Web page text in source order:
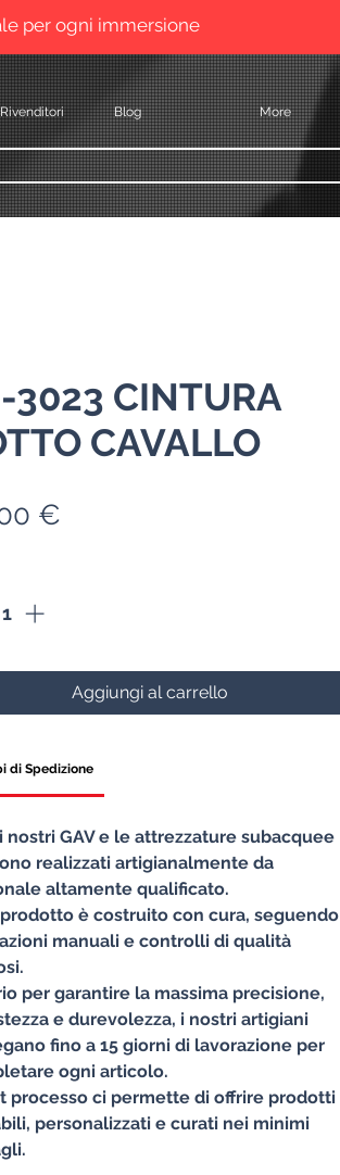
per ogni immersione
Blog More
3023 CINTURA
CAVALLO
€
Aggiungi al carrello
di Spedizione
nostri GAV e le attrezzature subacquee
realizzati artigianalmente da
altamente qualificato.
è costruito con cura, seguendo
manuali e controlli di qualità
per garantire la massima precisione,
e durevolezza, i nostri artigiani
fino a 15 giorni di lavorazione per
ogni articolo.
processo ci permette di offrire prodotti
personalizzati e curati nei minimi